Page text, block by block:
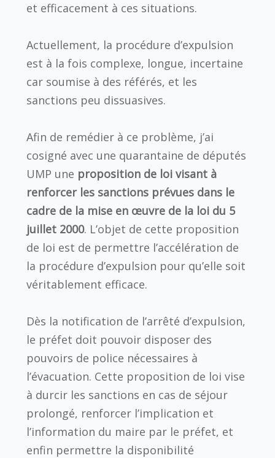
et efficacement à ces situations.
Actuellement, la procédure d’expulsion
est à la fois complexe, longue, incertaine
car soumise à des référés, et les
sanctions peu dissuasives.
Afin de remédier à ce problème, j’ai
cosigné avec une quarantaine de députés
UMP une proposition de loi visant à
renforcer les sanctions prévues dans le
cadre de la mise en œuvre de la loi du 5
juillet 2000. L’objet de cette proposition
de loi est de permettre l’accélération de
la procédure d’expulsion pour qu’elle soit
véritablement efficace.
Dès la notification de l’arrêté d’expulsion,
le préfet doit pouvoir disposer des
pouvoirs de police nécessaires à
l’évacuation. Cette proposition de loi vise
à durcir les sanctions en cas de séjour
prolongé, renforcer l’implication et
l’information du maire par le préfet, et
enfin permettre la disponibilité